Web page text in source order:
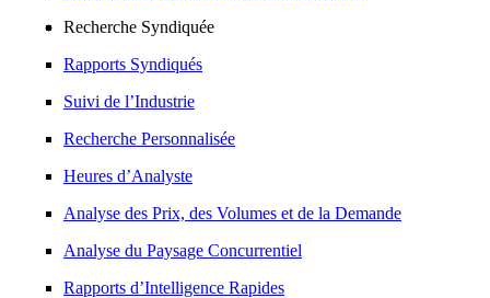
Recherche Syndiquée
Rapports Syndiqués
Suivi de l’Industrie
Recherche Personnalisée
Heures d’Analyste
Analyse des Prix, des Volumes et de la Demande
Analyse du Paysage Concurrentiel
Rapports d’Intelligence Rapides